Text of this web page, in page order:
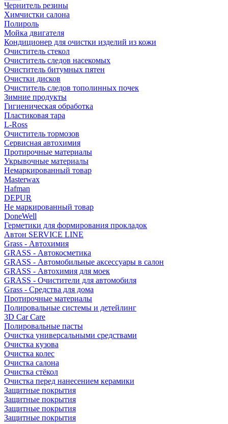
Чернитель резины
Химчистки салона
Полироль
Мойка двигателя
Кондиционер для очистки изделий из кожи
Очиститель стекол
Очиститель следов насекомых
Очиститель битумных пятен
Очистки дисков
Очиститель следов тополинных почек
Зимние продукты
Гигиеническая обработка
Пластиковая тара
L-Ross
Очиститель тормозов
Сервисная автохимия
Протирочные материалы
Укрывочные материалы
Немаркированный товар
Masterwax
Hafman
DEPUR
Не маркированный товар
DoneWell
Герметики для формирования прокладок
Автон SERVICE LINE
Grass - Автохимия
GRASS - Автокосметика
GRASS - Автомобильные аксессуары в салон
GRASS - Автохимия для моек
GRASS - Очистители для автомобиля
Grass - Средства для дома
Протирочные материалы
Полировальные системы и детейлинг
3D Car Care
Полировальные пасты
Очистка универсальными средствами
Очистка кузова
Очистка колес
Очистка салона
Очистка стёкол
Очистка перед нанесением керамики
Защитные покрытия
Защитные покрытия
Защитные покрытия
Защитные покрытия